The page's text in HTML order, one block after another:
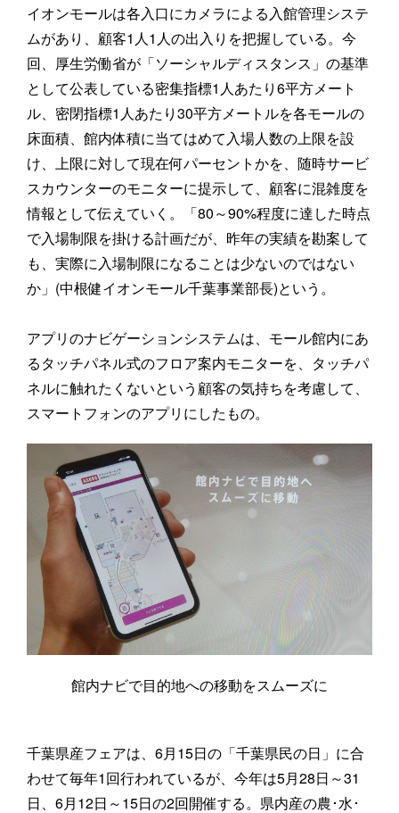
イオンモールは各入口にカメラによる入館管理システ
ムがあり、顧客1人1人の出入りを把握している。今
回、厚生労働省が「ソーシャルディスタンス」の基準
として公表している密集指標1人あたり6平方メート
ル、密閉指標1人あたり30平方メートルを各モールの
床面積、館内体積に当てはめて入場人数の上限を設
け、上限に対して現在何パーセントかを、随時サービ
スカウンターのモニターに提示して、顧客に混雑度を
情報として伝えていく。「80～90%程度に達した時点
で入場制限を掛ける計画だが、昨年の実績を勘案して
も、実際に入場制限になることは少ないのではない
か」(中根健イオンモール千葉事業部長)という。
アプリのナビゲーションシステムは、モール館内にあ
るタッチパネル式のフロア案内モニターを、タッチパ
ネルに触れたくないという顧客の気持ちを考慮して、
スマートフォンのアプリにしたもの。
館内ナビで目的地への移動をスムーズに
千葉県産フェアは、6月15日の「千葉県民の日」に合
わせて毎年1回行われているが、今年は5月28日～31
日、6月12日～15日の2回開催する。県内産の農･水･